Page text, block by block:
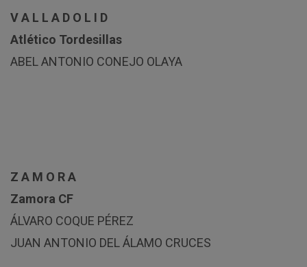
V A L L A D O L I D
Atlético Tordesillas
ABEL ANTONIO CONEJO OLAYA
Z A M O R A
Zamora CF
ÁLVARO COQUE PÉREZ
JUAN ANTONIO DEL ÁLAMO CRUCES